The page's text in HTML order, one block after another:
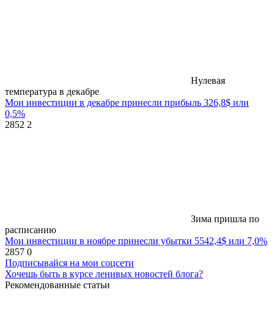
Нулевая
температура в декабре
Мои инвестиции в декабре принесли прибыль 326,8$ или
0,5%
2852 2
Зима пришла по
расписанию
Мои инвестиции в ноябре принесли убытки 5542,4$ или 7,0%
2857 0
Подписывайся на мои соцсети
Хочешь быть в курсе ленивых новостей блога?
Рекомендованные статьи